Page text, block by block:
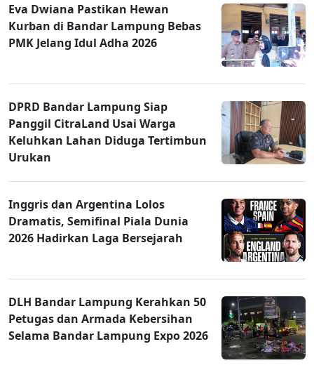
Eva Dwiana Pastikan Hewan
Kurban di Bandar Lampung Bebas
PMK Jelang Idul Adha 2026
DPRD Bandar Lampung Siap
Panggil CitraLand Usai Warga
Keluhkan Lahan Diduga Tertimbun
Urukan
Inggris dan Argentina Lolos
Dramatis, Semifinal Piala Dunia
2026 Hadirkan Laga Bersejarah
DLH Bandar Lampung Kerahkan 50
Petugas dan Armada Kebersihan
Selama Bandar Lampung Expo 2026